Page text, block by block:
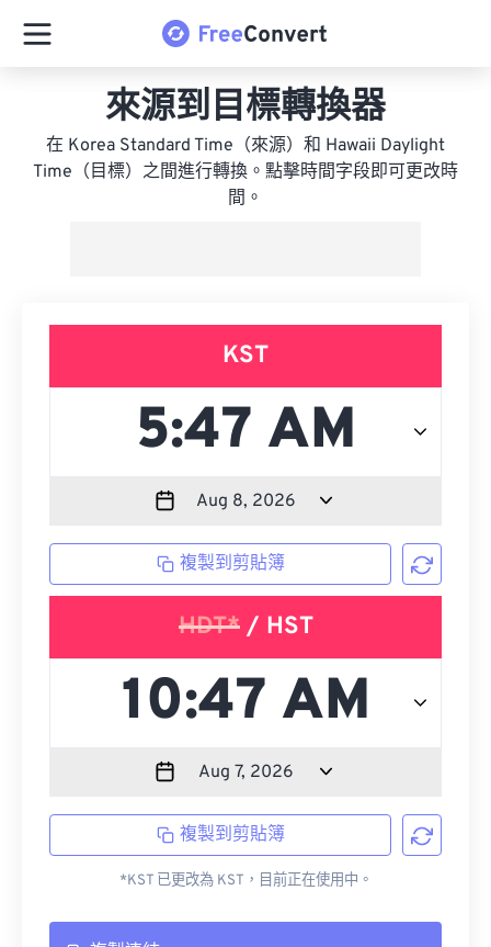
來源到目標轉換器
在 Korea Standard Time（來源）和 Hawaii Daylight
Time（目標）之間進行轉換。點擊時間字段即可更改時
間。
KST
複製到剪貼簿
HDT*/ HST
複製到剪貼簿
*KST 已更改為 KST，目前正在使用中。